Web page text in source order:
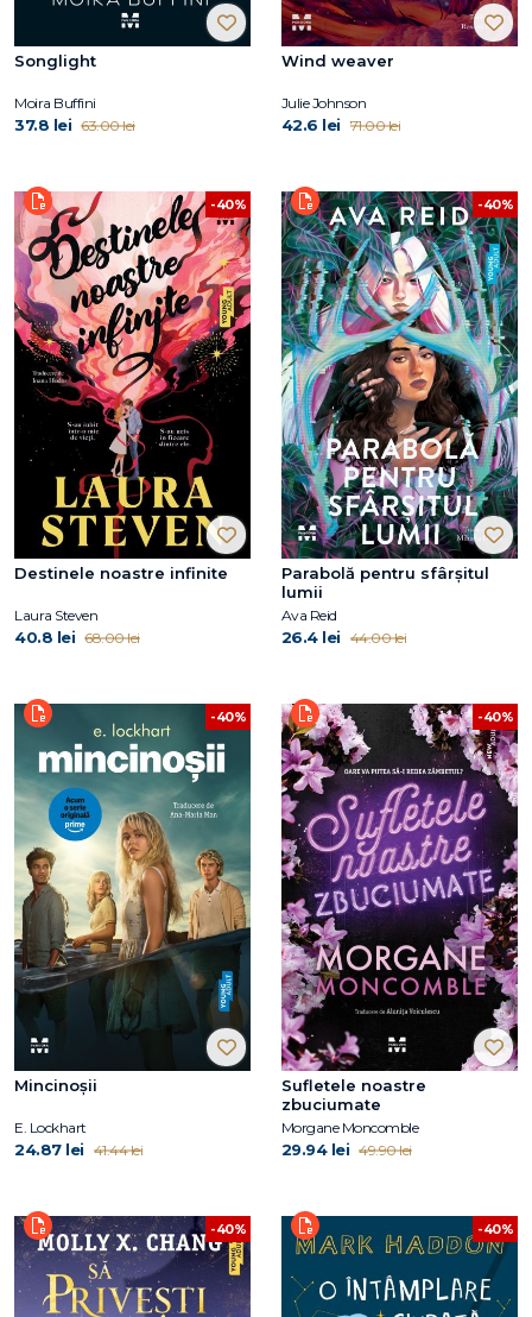
Songlight
Moira Buffini
37.8 lei 63.00 lei
Wind weaver
Julie Johnson
42.6 lei 71.00 lei
-40%
Destinele noastre infinite
Laura Steven
40.8 lei 68.00 lei
-40%
Parabolă pentru sfârșitul
lumii
Ava Reid
26.4 lei 44.00 lei
-40%
Mincinoşii
E. Lockhart
24.87 lei 41.44 lei
-40%
Sufletele noastre
zbuciumate
Morgane Moncomble
29.94 lei 49.90 lei
-40% -40%